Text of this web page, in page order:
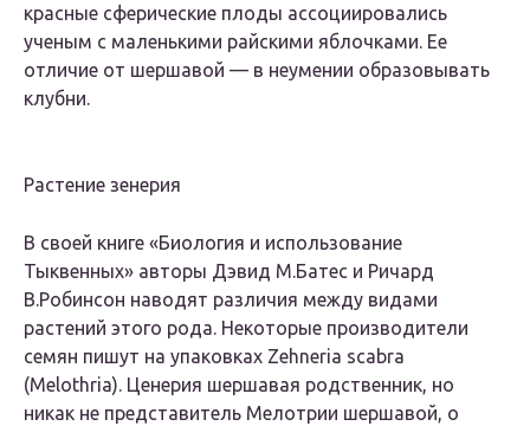
красные сферические плоды ассоциировались
ученым с маленькими райскими яблочками. Ее
отличие от шершавой — в неумении образовывать
клубни.
Растение зенерия
В своей книге «Биология и использование
Тыквенных» авторы Дэвид М.Батес и Ричард
В.Робинсон наводят различия между видами
растений этого рода. Некоторые производители
семян пишут на упаковках Zehneria scabra
(Melothria). Ценерия шершавая родственник, но
никак не представитель Мелотрии шершавой, о